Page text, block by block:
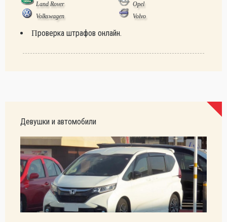
Land Rover
Opel
Volkswagen
Volvo
Проверка штрафов онлайн.
Девушки и автомобили